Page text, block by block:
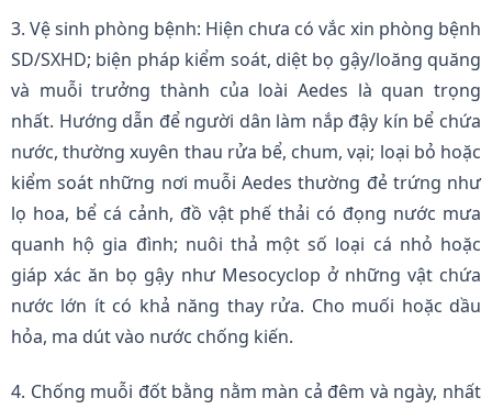
3. Vệ sinh phòng bệnh: Hiện chưa có vắc xin phòng bệnh
SD/SXHD; biện pháp kiểm soát, diệt bọ gậy/loăng quăng
và muỗi trưởng thành của loài Aedes là quan trọng
nhất. Hướng dẫn để người dân làm nắp đậy kín bể chứa
nước, thường xuyên thau rửa bể, chum, vại; loại bỏ hoặc
kiểm soát những nơi muỗi Aedes thường đẻ trứng như
lọ hoa, bể cá cảnh, đồ vật phế thải có đọng nước mưa
quanh hộ gia đình; nuôi thả một số loại cá nhỏ hoặc
giáp xác ăn bọ gậy như Mesocyclop ở những vật chứa
nước lớn ít có khả năng thay rửa. Cho muối hoặc dầu
hỏa, ma dút vào nước chống kiến.
4. Chống muỗi đốt bằng nằm màn cả đêm và ngày, nhất